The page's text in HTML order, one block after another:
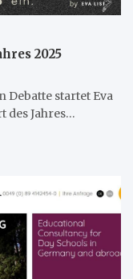
2025
Debatte startet Eva
des Jahres…